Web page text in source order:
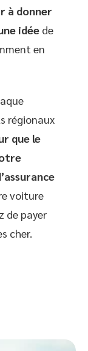
à donner
idée de
en
régionaux
que le
voiture
de payer
cher.